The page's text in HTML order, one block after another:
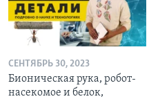
СЕНТЯБРЬ 30, 2023
Бионическая рука, робот-
насекомое и белок,